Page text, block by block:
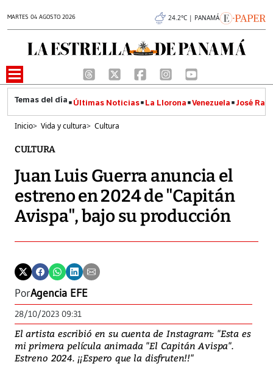
MARTES 04 AGOSTO 2026 24.2°C | PANAMÁ
Últimas Noticias La Llorona Venezuela José
Inicio> Vida y cultura> Cultura
CULTURA
Juan Luis Guerra anuncia el
estreno en 2024 de "Capitán
Avispa", bajo su producción
PorAgencia EFE
28/10/2023 09:31
El artista escribió en su cuenta de Instagram: "Esta es
mi primera película animada "El Capitán Avispa".
Estreno 2024. ¡¡Espero que la disfruten!!"